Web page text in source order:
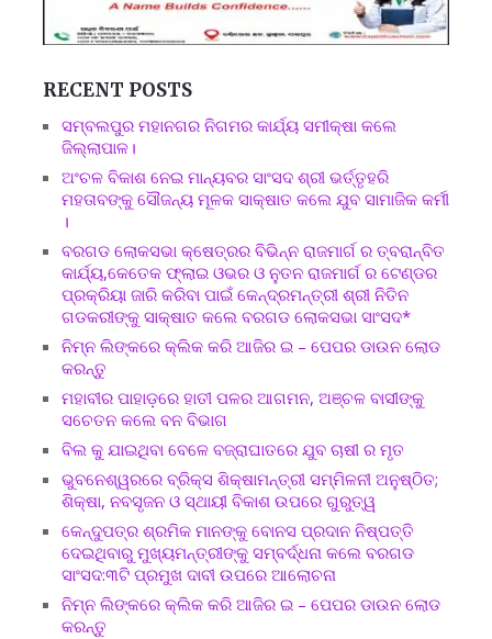
RECENT POSTS
ସମ୍ବଲପୁର ମହାନଗର ନିଗମର କାର୍ଯ୍ୟ ସମୀକ୍ଷା କଲେ
ଜିଲ୍ଲାପାଳ।
ଅଂଚଳ ବିକାଶ ନେଇ ମାନ୍ୟବର ସାଂସଦ ଶ୍ରୀ ଭର୍ତ୍ତୃହରି
ମହତାବଙ୍କୁ ସୌଜନ୍ୟ ମୂଳକ ସାକ୍ଷାତ କଲେ ଯୁବ ସାମାଜିକ କର୍ମୀ
।
ବରଗଡ ଲୋକସଭା କ୍ଷେତ୍ରର ବିଭିନ୍ନ ରାଜମାର୍ଗ ର ତ୍ବରାନ୍ବିତ
କାର୍ଯ୍ୟ,କେତେକ ଫ୍ଲାଇ ଓଭର ଓ ନୁତନ ରାଜମାର୍ଗ ର ଟେଣ୍ଡର
ପ୍ରକ୍ରିୟା ଜାରି କରିବା ପାଇଁ କେନ୍ଦ୍ରମନ୍ତ୍ରୀ ଶ୍ରୀ ନିତିନ
ଗଡକରୀଙ୍କୁ ସାକ୍ଷାତ କଲେ ବରଗଡ ଲୋକସଭା ସାଂସଦ*
ନିମ୍ନ ଲିଙ୍କରେ କ୍ଲିକ କରି ଆଜିର ଇ – ପେପର ଡାଉନ ଲୋଡ
କରନ୍ତୁ
ମହାବୀର ପାହାଡ଼ରେ ହାତୀ ପଳର ଆଗମନ, ଅଞ୍ଚଳ ବାସୀଙ୍କୁ
ସଚେତନ କଲେ ବନ ବିଭାଗ
ବିଲ କୁ ଯାଇଥିବା ବେଳେ ବଜ୍ରାଘାତରେ ଯୁବ ଚାଷୀ ର ମୃତ
ଭୁବନେଶ୍ୱରରେ ବ୍ରିକ୍ସ ଶିକ୍ଷାମନ୍ତ୍ରୀ ସମ୍ମିଳନୀ ଅନୁଷ୍ଠିତ;
ଶିକ୍ଷା, ନବସୃଜନ ଓ ସ୍ଥାୟୀ ବିକାଶ ଉପରେ ଗୁରୁତ୍ୱ
କେନ୍ଦୁପତ୍ର ଶ୍ରମିକ ମାନଙ୍କୁ ବୋନସ ପ୍ରଦାନ ନିଷ୍ପତ୍ତି
ଦେଇଥିବାରୁ ମୁଖ୍ୟମନ୍ତ୍ରୀଙ୍କୁ ସମ୍ବର୍ଦ୍ଧନା କଲେ ବରଗଡ
ସାଂସଦ:୩ଟି ପ୍ରମୁଖ ଦାବୀ ଉପରେ ଆଲୋଚନା
ନିମ୍ନ ଲିଙ୍କରେ କ୍ଲିକ କରି ଆଜିର ଇ – ପେପର ଡାଉନ ଲୋଡ
କରନ୍ତୁ